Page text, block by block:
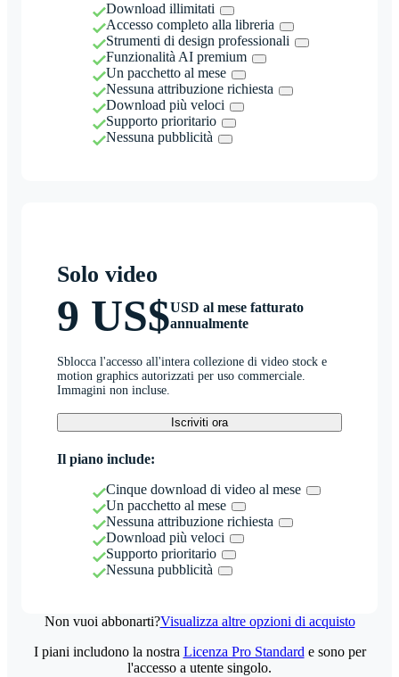
Download illimitati
Accesso completo alla libreria
Strumenti di design professionali
Funzionalità AI premium
Un pacchetto al mese
Nessuna attribuzione richiesta
Download più veloci
Supporto prioritario
Nessuna pubblicità
Solo video
9 US$USD al mese fatturato
annualmente
Sblocca l'accesso all'intera collezione di video stock e
motion graphics autorizzati per uso commerciale.
Immagini non incluse.
Iscriviti ora
Il piano include:
Cinque download di video al mese
Un pacchetto al mese
Nessuna attribuzione richiesta
Download più veloci
Supporto prioritario
Nessuna pubblicità
Non vuoi abbonarti?Visualizza altre opzioni di acquisto
I piani includono la nostra Licenza Pro Standard e sono per
l'accesso a utente singolo.